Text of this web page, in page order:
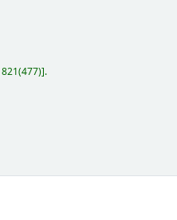
821(477) .